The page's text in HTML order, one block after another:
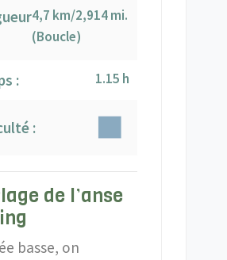
4,7 km/2,914 mi.
(Boucle)
: 1.15 h
:
de l’anse
basse, on